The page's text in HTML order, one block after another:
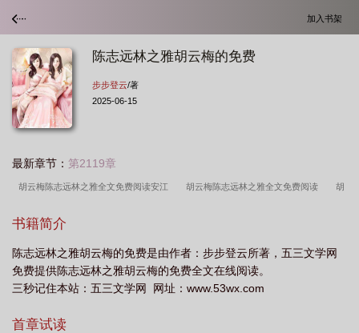
加入书架
陈志远林之雅胡云梅的免费
步步登云/著
2025-06-15
最新章节： 第2119章
胡云梅陈志远林之雅全文免费阅读安江 胡云梅陈志远林之雅全文免费阅读 胡
林之雅全文
志远林之雅600—1000 陈志远林之雅胡云梅的免费 胡云梅陈志远林之雅笔趣
阁 胡云梅陈志远林之雅851 胡云梅陈志远林之雅最新
陈志远林之雅大结局
书籍简介
陈志远林之雅胡云梅的免费是由作者：步步登云所著，五三文学网
免费提供陈志远林之雅胡云梅的免费全文在线阅读。
三秒记住本站：五三文学网 网址：www.53wx.com
首章试读